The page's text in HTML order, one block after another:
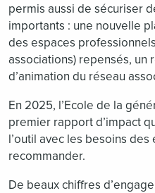
permis aussi de sécuriser
importants : une nouvelle
des espaces
associations) repensés, un
d’animation du réseau
En 2025, l’Ecole de la
premier rapport d’impact
l’outil avec les besoins
recommander.
De beaux chiffres